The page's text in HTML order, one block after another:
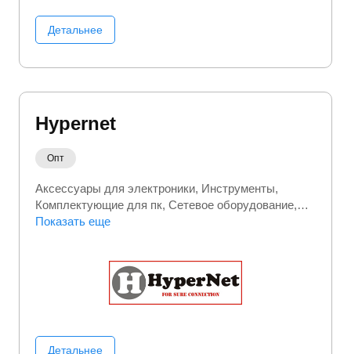
Детальнее
Hypernet
Опт
Аксессуары для электроники Инструменты
Комплектующие для пк Сетевое оборудование
Электромонтажное оборудование
Показать еще
Детальнее